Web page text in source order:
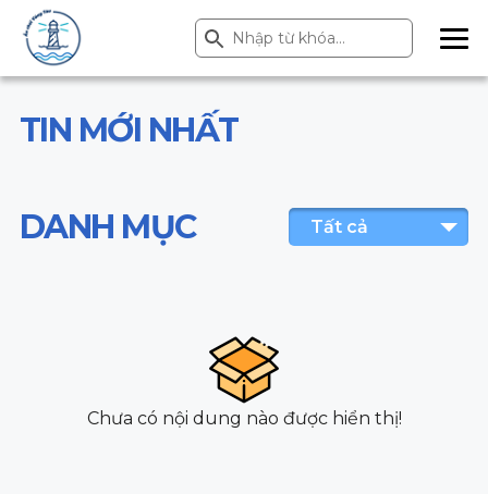
Search
for:
Search Button
ME
NU
TIN MỚI NHẤT
DANH MỤC Tất cả
Chưa có nội dung nào được hiển thị!